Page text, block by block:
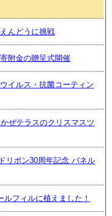
んどうに挑戦
附金の贈呈式開催
イルス・抗菌コーティン
ぜテラスのクリスマスツ
リボン30周年記念 パネル
フィルに植えました！